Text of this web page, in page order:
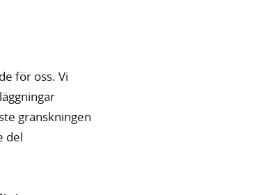
för oss. Vi
granskningen
del